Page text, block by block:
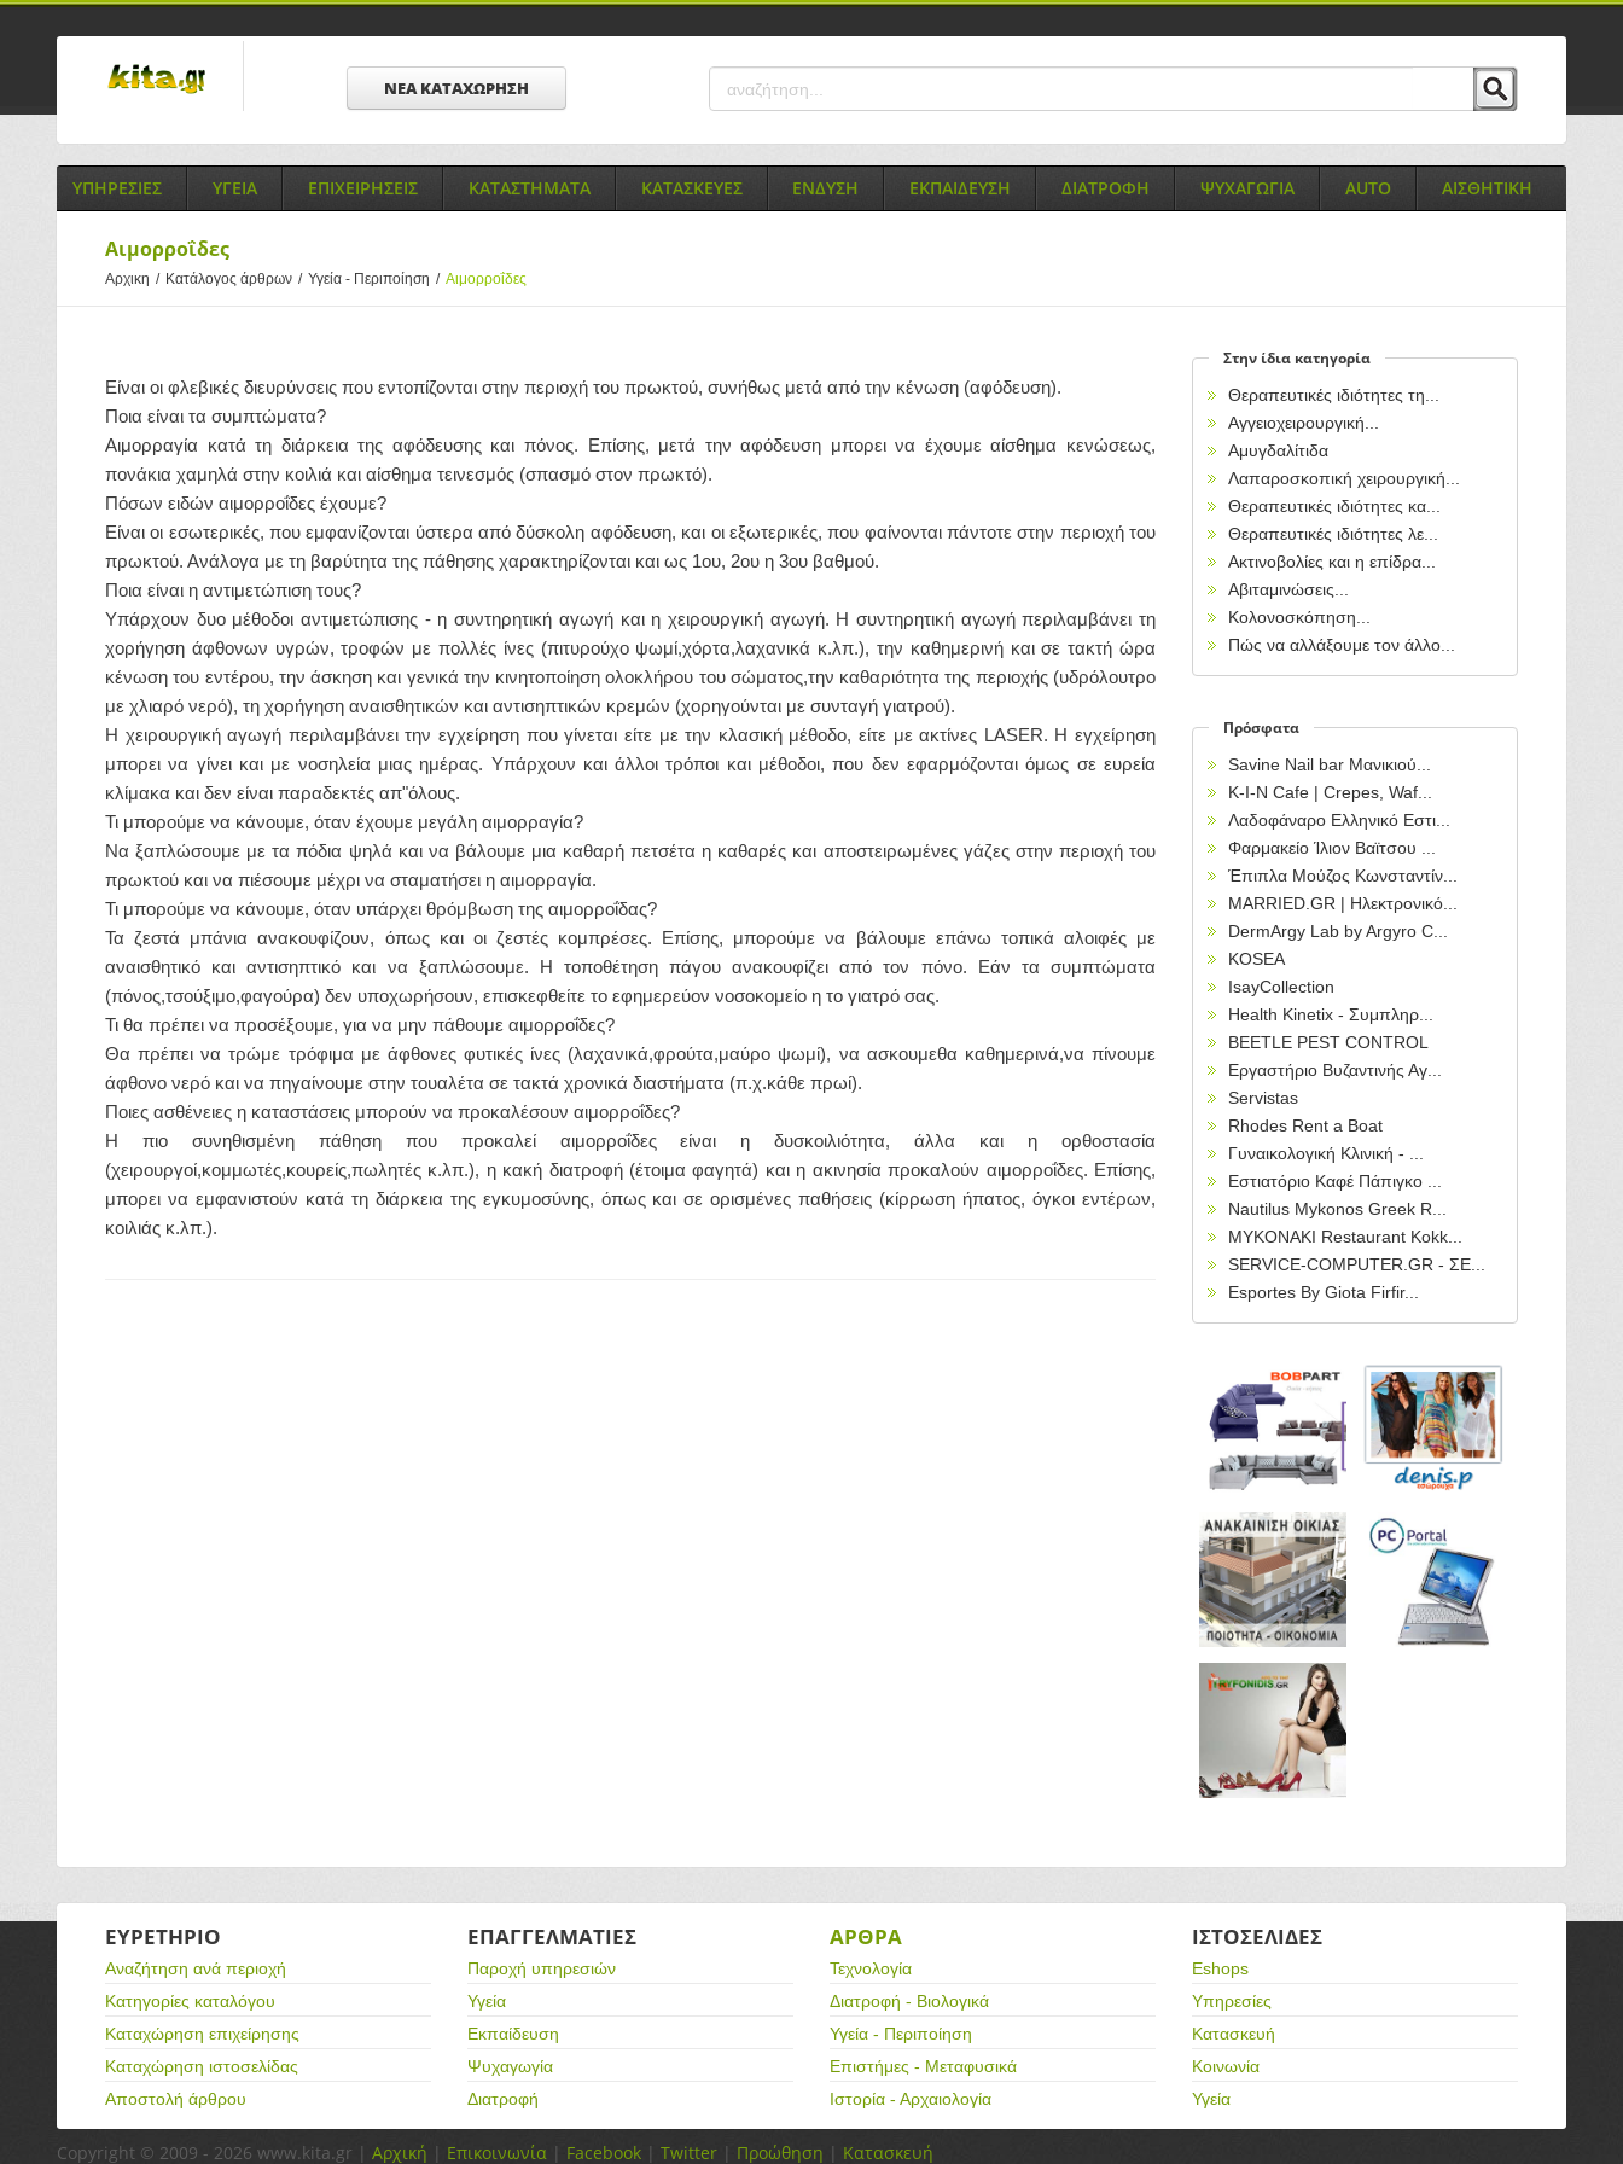
ΝΕΑ ΚΑΤΑΧΩΡΗΣΗ
ΥΠΗΡΕΣΙΕΣ ΥΓΕΙΑ ΕΠΙΧΕΙΡΗΣΕΙΣ ΚΑΤΑΣΤΗΜΑΤΑ ΚΑΤΑΣΚΕΥΕΣ ΕΝΔΥΣΗ ΕΚΠΑΙΔΕΥΣΗ ΔΙΑΤΡΟΦΗ ΨΥΧΑΓΩΓΙΑ AUTO ΑΙΣΘΗΤΙΚΗ
Αιμορροΐδες
Αρχικη / Κατάλογος άρθρων / Υγεία - Περιποίηση / Αιμορροΐδες
Είναι οι φλεβικές διευρύνσεις που εντοπίζονται στην περιοχή του πρωκτού, συνήθως μετά από την κένωση (αφόδευση).
Ποια είναι τα συμπτώματα?
Αιμορραγία κατά τη διάρκεια της αφόδευσης και πόνος. Επίσης, μετά την αφόδευση μπορει να έχουμε αίσθημα κενώσεως,
πονάκια χαμηλά στην κοιλιά και αίσθημα τεινεσμός (σπασμό στον πρωκτό).
Πόσων ειδών αιμορροΐδες έχουμε?
Είναι οι εσωτερικές, που εμφανίζονται ύστερα από δύσκολη αφόδευση, και οι εξωτερικές, που φαίνονται πάντοτε στην περιοχή του
πρωκτού. Ανάλογα με τη βαρύτητα της πάθησης χαρακτηρίζονται και ως 1ου, 2ου η 3ου βαθμού.
Ποια είναι η αντιμετώπιση τους?
Υπάρχουν δυο μέθοδοι αντιμετώπισης - η συντηρητική αγωγή και η χειρουργική αγωγή. Η συντηρητική αγωγή περιλαμβάνει τη
χορήγηση άφθονων υγρών, τροφών με πολλές ίνες (πιτυρούχο ψωμί,χόρτα,λαχανικά κ.λπ.), την καθημερινή και σε τακτή ώρα
κένωση του εντέρου, την άσκηση και γενικά την κινητοποίηση ολοκλήρου του σώματος,την καθαριότητα της περιοχής (υδρόλουτρο
με χλιαρό νερό), τη χορήγηση αναισθητικών και αντισηπτικών κρεμών (χορηγούνται με συνταγή γιατρού).
Η χειρουργική αγωγή περιλαμβάνει την εγχείρηση που γίνεται είτε με την κλασική μέθοδο, είτε με ακτίνες LASER. Η εγχείρηση
μπορει να γίνει και με νοσηλεία μιας ημέρας. Υπάρχουν και άλλοι τρόποι και μέθοδοι, που δεν εφαρμόζονται όμως σε ευρεία
κλίμακα και δεν είναι παραδεκτές απ"όλους.
Τι μπορούμε να κάνουμε, όταν έχουμε μεγάλη αιμορραγία?
Να ξαπλώσουμε με τα πόδια ψηλά και να βάλουμε μια καθαρή πετσέτα η καθαρές και αποστειρωμένες γάζες στην περιοχή του
πρωκτού και να πιέσουμε μέχρι να σταματήσει η αιμορραγία.
Τι μπορούμε να κάνουμε, όταν υπάρχει θρόμβωση της αιμορροΐδας?
Τα ζεστά μπάνια ανακουφίζουν, όπως και οι ζεστές κομπρέσες. Επίσης, μπορούμε να βάλουμε επάνω τοπικά αλοιφές με
αναισθητικό και αντισηπτικό και να ξαπλώσουμε. Η τοποθέτηση πάγου ανακουφίζει από τον πόνο. Εάν τα συμπτώματα
(πόνος,τσούξιμο,φαγούρα) δεν υποχωρήσουν, επισκεφθείτε το εφημερεύον νοσοκομείο η το γιατρό σας.
Τι θα πρέπει να προσέξουμε, για να μην πάθουμε αιμορροΐδες?
Θα πρέπει να τρώμε τρόφιμα με άφθονες φυτικές ίνες (λαχανικά,φρούτα,μαύρο ψωμί), να ασκουμεθα καθημερινά,να πίνουμε
άφθονο νερό και να πηγαίνουμε στην τουαλέτα σε τακτά χρονικά διαστήματα (π.χ.κάθε πρωί).
Ποιες ασθένειες η καταστάσεις μπορούν να προκαλέσουν αιμορροΐδες?
Η πιο συνηθισμένη πάθηση που προκαλεί αιμορροΐδες είναι η δυσκοιλιότητα, άλλα και η ορθοστασία
(χειρουργοί,κομμωτές,κουρείς,πωλητές κ.λπ.), η κακή διατροφή (έτοιμα φαγητά) και η ακινησία προκαλούν αιμορροΐδες. Επίσης,
μπορει να εμφανιστούν κατά τη διάρκεια της εγκυμοσύνης, όπως και σε ορισμένες παθήσεις (κίρρωση ήπατος, όγκοι εντέρων,
κοιλιάς κ.λπ.).
Στην ίδια κατηγορία
Θεραπευτικές ιδιότητες τη...
Αγγειοχειρουργική...
Αμυγδαλίτιδα
Λαπαροσκοπική χειρουργική...
Θεραπευτικές ιδιότητες κα...
Θεραπευτικές ιδιότητες λε...
Ακτινοβολίες και η επίδρα...
Αβιταμινώσεις...
Κολονοσκόπηση...
Πώς να αλλάξουμε τον άλλο...
Πρόσφατα
Savine Nail bar Μανικιού...
Κ-Ι-Ν Cafe | Crepes, Waf...
Λαδοφάναρο Ελληνικό Εστι...
Φαρμακείο Ίλιον Βαϊτσου ...
Έπιπλα Μούζος Κωνσταντίν...
MARRIED.GR | Ηλεκτρονικό...
DermArgy Lab by Argyro C...
KOSEA
IsayCollection
Health Kinetix - Συμπληρ...
BEETLE PEST CONTROL
Εργαστήριο Βυζαντινής Αγ...
Servistas
Rhodes Rent a Boat
Γυναικολογική Κλινική - ...
Εστιατόριο Καφέ Πάπιγκο ...
Nautilus Mykonos Greek R...
MYKONAKI Restaurant Kokk...
SERVICE-COMPUTER.GR - ΣΕ...
Esportes By Giota Firfir...
ΕΥΡΕΤΗΡΙΟ
Αναζήτηση ανά περιοχή
Κατηγορίες καταλόγου
Καταχώρηση επιχείρησης
Καταχώρηση ιστοσελίδας
Αποστολή άρθρου
ΕΠΑΓΓΕΛΜΑΤΙΕΣ
Παροχή υπηρεσιών
Υγεία
Εκπαίδευση
Ψυχαγωγία
Διατροφή
ΑΡΘΡΑ
Τεχνολογία
Διατροφή - Βιολογικά
Υγεία - Περιποίηση
Επιστήμες - Μεταφυσικά
Ιστορία - Αρχαιολογία
ΙΣΤΟΣΕΛΙΔΕΣ
Eshops
Υπηρεσίες
Κατασκευή
Κοινωνία
Υγεία
Copyright © 2009 - 2026 www.kita.gr | Αρχική | Επικοινωνία | Facebook | Twitter | Προώθηση | Κατασκευή